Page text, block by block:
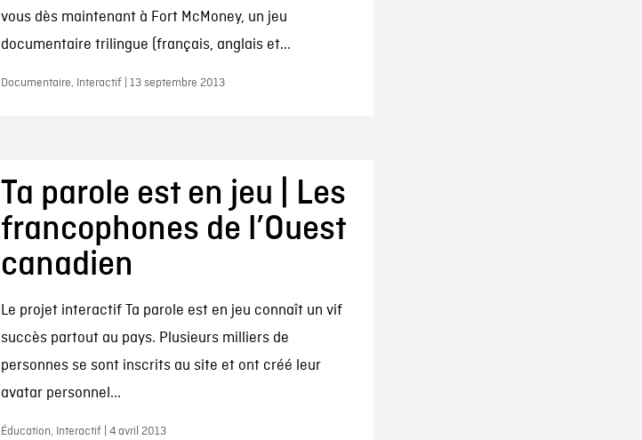
vous dès maintenant à Fort McMoney, un jeu
documentaire trilingue (français, anglais et...
Documentaire, Interactif | 13 septembre 2013
Ta parole est en jeu | Les
francophones de l’Ouest
canadien
Le projet interactif Ta parole est en jeu connaît un vif
succès partout au pays. Plusieurs milliers de
personnes se sont inscrits au site et ont créé leur
avatar personnel...
Éducation, Interactif | 4 avril 2013